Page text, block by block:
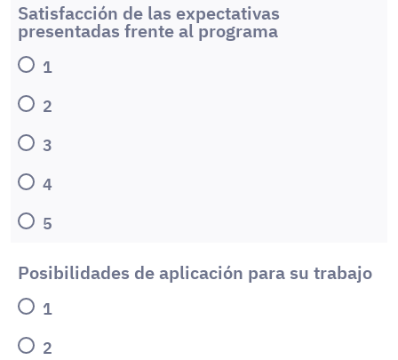
Satisfacción de las expectativas
presentadas frente al programa
1
2
3
4
5
Posibilidades de aplicación para su trabajo
1
2